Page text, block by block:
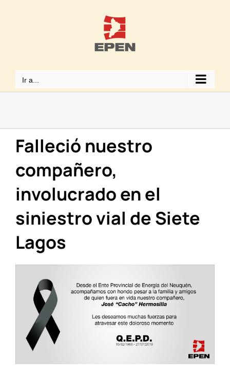
Ir a...
Falleció nuestro
compañero,
involucrado en el
siniestro vial de Siete
Lagos